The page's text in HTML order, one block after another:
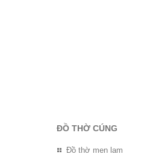
ĐỒ THỜ CÚNG
Đồ thờ men lam